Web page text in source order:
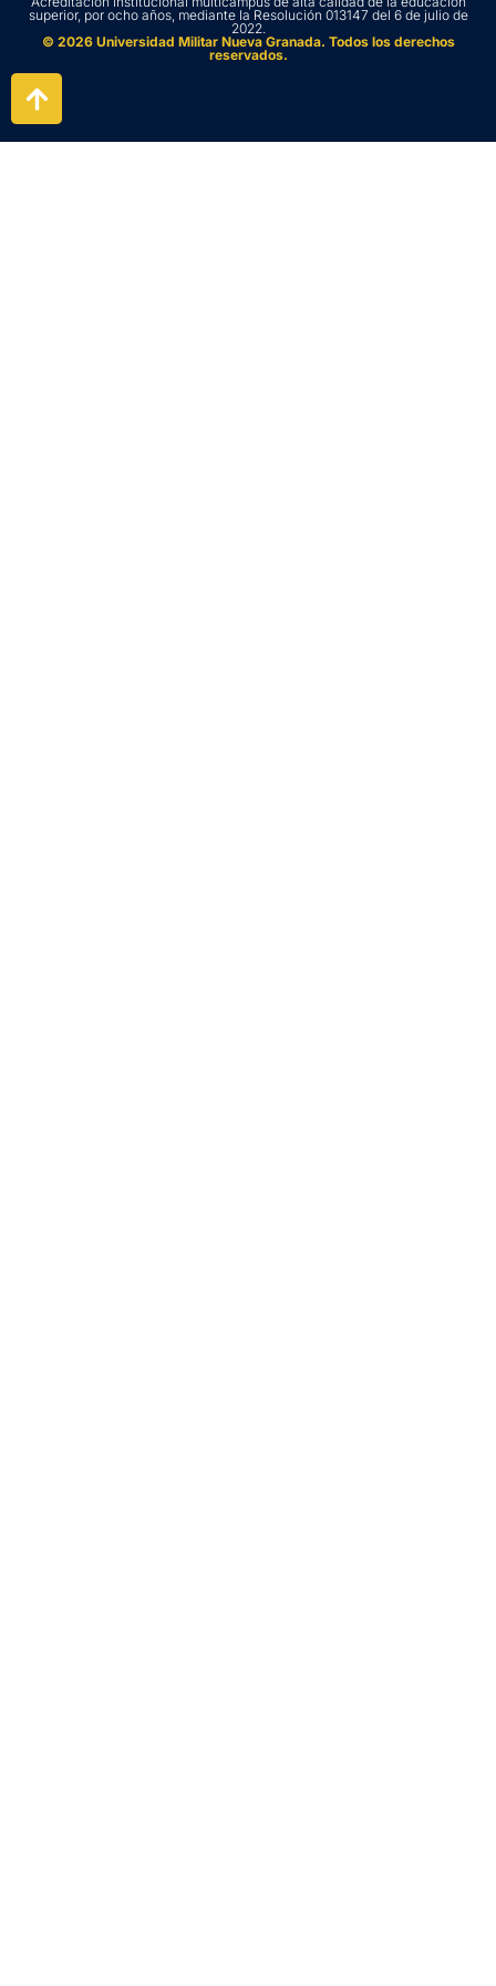
superior, por ocho años, mediante la Resolución 013147 del 6 de julio de
2022.
© 2026 Universidad Militar Nueva Granada. Todos los derechos
reservados.